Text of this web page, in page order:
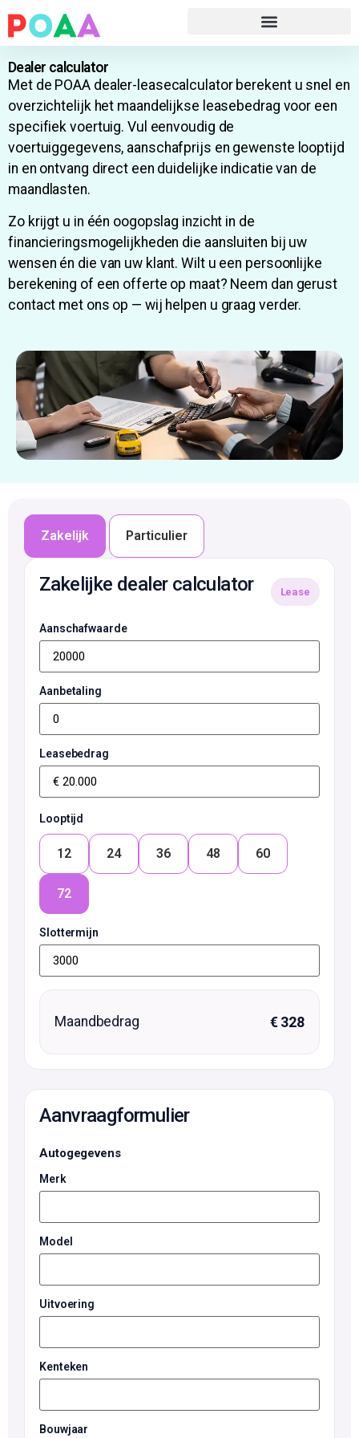
Dealer calculator
Met de POAA dealer-leasecalculator berekent u snel en
overzichtelijk het maandelijkse leasebedrag voor een
specifiek voertuig. Vul eenvoudig de
voertuiggegevens, aanschafprijs en gewenste looptijd
in en ontvang direct een duidelijke indicatie van de
maandlasten.
Zo krijgt u in één oogopslag inzicht in de
financieringsmogelijkheden die aansluiten bij uw
wensen én die van uw klant. Wilt u een persoonlijke
berekening of een offerte op maat? Neem dan gerust
contact met ons op — wij helpen u graag verder.
Zakelijk Particulier
Zakelijke dealer calculator Lease
Aanschafwaarde
Aanbetaling
Leasebedrag
Looptijd
12 24 36 48 60
72
Slottermijn
Maandbedrag € 328
Aanvraagformulier
Autogegevens
Merk
Model
Uitvoering
Kenteken
Bouwjaar